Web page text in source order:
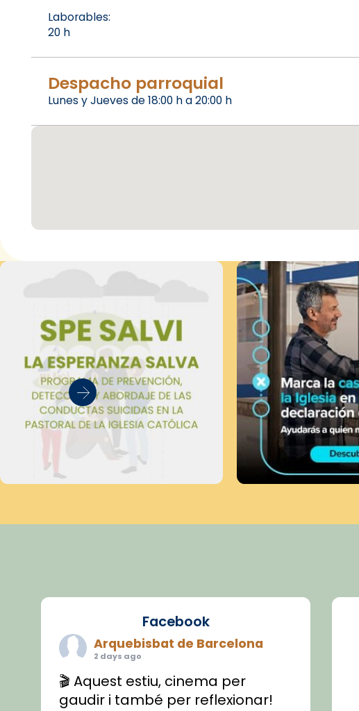
Laborables:
20 h
Despacho parroquial
Lunes y Jueves de 18:00 h a 20:00 h
Facebook
Arquebisbat de Barcelona
2 days ago
🎬 Aquest estiu, cinema per
gaudir i també per reflexionar!